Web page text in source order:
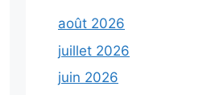
août 2026
juillet 2026
juin 2026